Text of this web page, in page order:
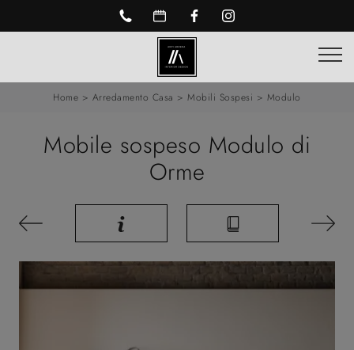
Home > Arredamento Casa >Mobili Sospesi > Modulo
Mobile sospeso Modulo di
Orme